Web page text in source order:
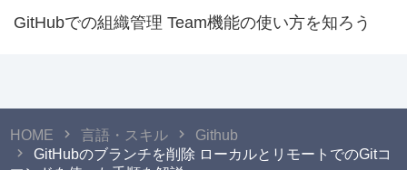
GitHubでの組織管理 Team機能の使い方を知ろう
HOME 言語・スキル
Github
GitHubのブランチを削除 ローカルとリモートでのGitコ